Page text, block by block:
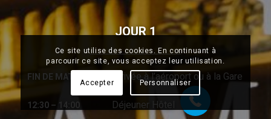
JOUR 1
FIN DE MATINÉE Arrivée à l’aéroport ou à la Gare
12:30 – 14:00 Déjeuner Hôtel
Ce site utilise des cookies. En continuant à
parcourir ce site, vous acceptez leur utilisation.
Accepter Personnaliser
07 68 28 51 58